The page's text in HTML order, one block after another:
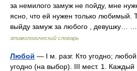
за немилого замуж не пойду, мне
ясно, что ей нужен только любимый.
выйду замуж за любого , девушку…
этимологический словарь
Любой — I м. разг. Кто угодно;
угодно (на выбор). III мест. 1. Каждый